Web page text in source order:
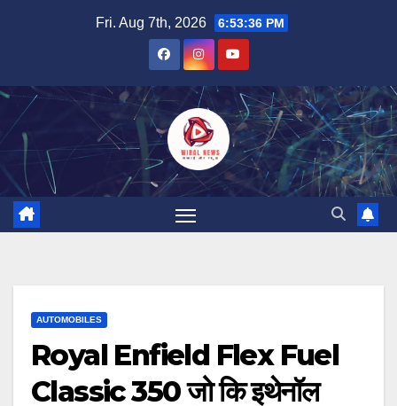
Fri. Aug 7th, 2026 6:53:37 PM
AUTOMOBILES
Royal Enfield Flex Fuel
Classic 350 जो कि इथेनॉल